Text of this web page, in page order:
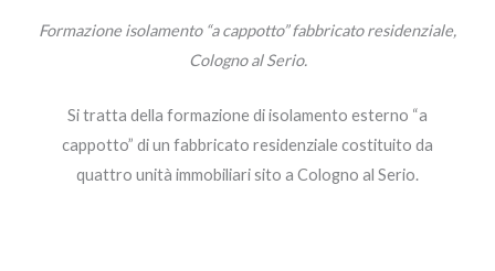
Formazione isolamento “a cappotto” fabbricato residenziale,
Cologno al Serio.
Si tratta della formazione di isolamento esterno “a
cappotto” di un fabbricato residenziale costituito da
quattro unità immobiliari sito a Cologno al Serio.